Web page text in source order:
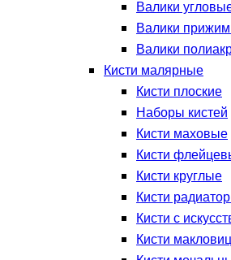
Валики
Валики
Валики
Кисти малярные
Кисти плоские
Наборы кистей
Кисти маховые
Кисти
Кисти круглые
Кисти
Кисти с
Кисти